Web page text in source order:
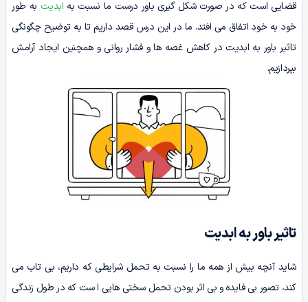
قضایی است که در صورت شکل گیری باور درست ما نسبت به ابدیت به طور
خود به خود اتفاق می افتد. ما در این درس قصد داریم تا به توضیح چگونگی
تاثیر باور به ابدیت در کاهش غصه ها و فشار روانی و همچنین ایجاد آرامش
بپردازیم.
تاثیر باور به ابدیت
شاید آنچه بیش از همه ما را نسبت به تحمل شرایطی که داریم، بی تاب می
کند، تصور بی فایده و بی اثر بودن تحمل سختی هایی ا ست که در طول زندگی